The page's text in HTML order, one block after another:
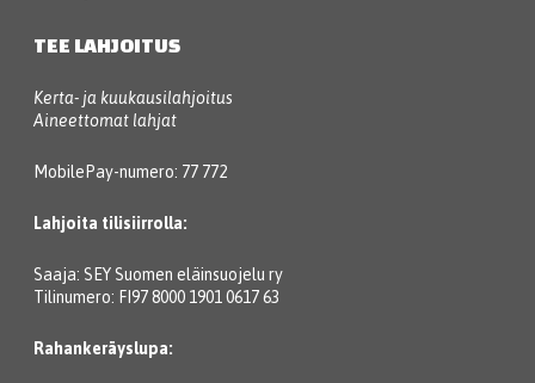
TEE LAHJOITUS
Kerta- ja kuukausilahjoitus
Aineettomat lahjat
MobilePay-numero: 77 772
Lahjoita tilisiirrolla:
Saaja: SEY Suomen eläinsuojelu ry
Tilinumero: FI97 8000 1901 0617 63
Rahankeräyslupa: